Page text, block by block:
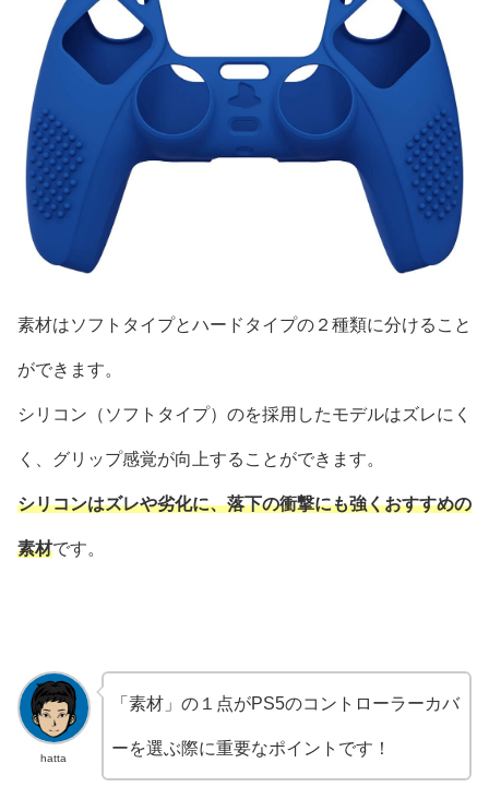
素材はソフトタイプとハードタイプの２種類に分けること
ができます。
シリコン（ソフトタイプ）のを採用したモデルはズレにく
く、グリップ感覚が向上することができます。
シリコンはズレや劣化に、落下の衝撃にも強くおすすめの
素材です。
hatta
「素材」の１点がPS5のコントローラーカバ
ーを選ぶ際に重要なポイントです！